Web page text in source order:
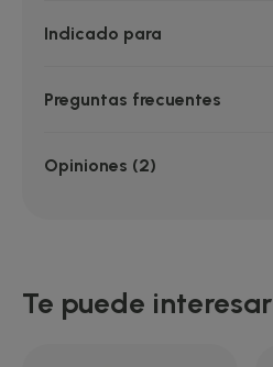
Indicado para
Preguntas frecuentes
Opiniones (2)
Te puede interesar